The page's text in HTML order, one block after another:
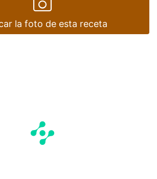
la foto de esta receta